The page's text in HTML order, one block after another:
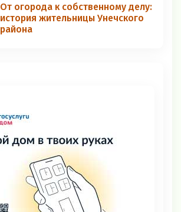
От огорода к собственному делу:
история жительницы Унечского
района